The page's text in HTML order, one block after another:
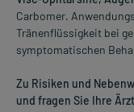
Carbomer.
Tränenflüssigkeit bei
symptomatischen
Zu Risiken und
und fragen Sie Ihre